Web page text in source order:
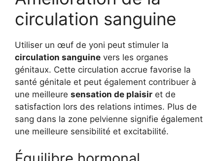
circulation sanguine
Utiliser un œuf de yoni peut stimuler la
circulation sanguine vers les organes
génitaux. Cette circulation accrue favorise la
santé génitale et peut également contribuer à
une meilleure sensation de plaisir et de
satisfaction lors des relations intimes. Plus de
sang dans la zone pelvienne signifie également
une meilleure sensibilité et excitabilité.